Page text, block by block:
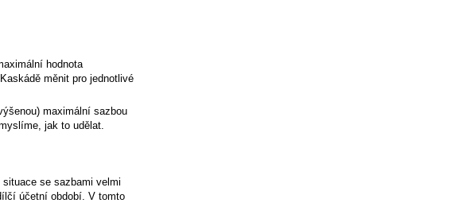
hodnota
měnit pro jednotlivé
maximální sazbou
jak to udělat.
se sazbami velmi
účetní období. V tomto